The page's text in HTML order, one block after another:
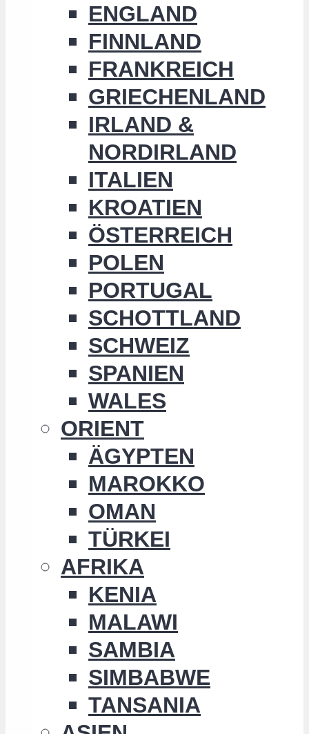
ENGLAND
FINNLAND
FRANKREICH
GRIECHENLAND
IRLAND &
NORDIRLAND
ITALIEN
KROATIEN
ÖSTERREICH
POLEN
PORTUGAL
SCHOTTLAND
SCHWEIZ
SPANIEN
WALES
ORIENT
ÄGYPTEN
MAROKKO
OMAN
TÜRKEI
AFRIKA
KENIA
MALAWI
SAMBIA
SIMBABWE
TANSANIA